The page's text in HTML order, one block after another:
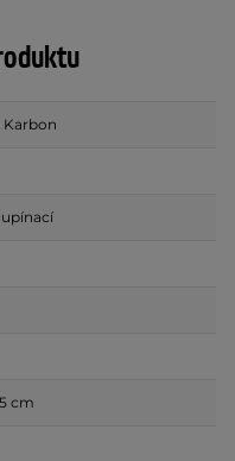
Karbon
cm